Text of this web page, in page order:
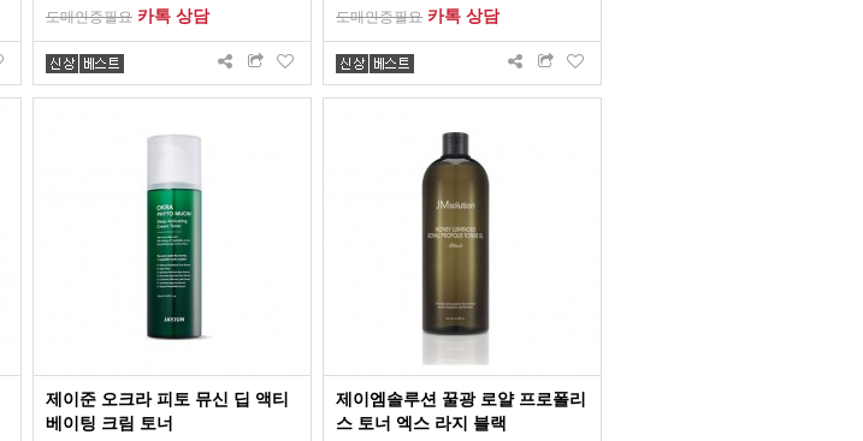
도매인증필요 카톡 상담 도매인증필요 카톡 상담
제이준 오크라 피토 뮤신 딥 액티
베이팅 크림 토너
제이엠솔루션 꿀광 로얄 프로폴리
스 토너 엑스 라지 블랙